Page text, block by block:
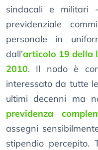
sindacali e militari
previdenziale
personale in
dall’articolo 19 della
2010. Il nodo è
interessato da tutte
ultimi decenni ma
previdenza
assegni
stipendio percepito.